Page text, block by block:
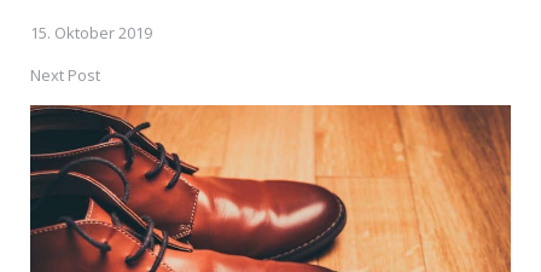
15. Oktober 2019
Next Post